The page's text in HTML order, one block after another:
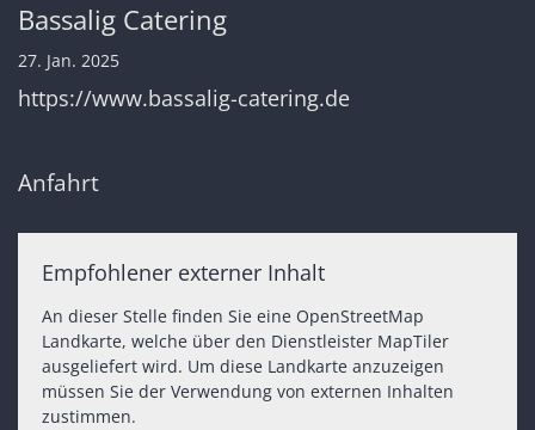
Bassalig Catering
27. Jan. 2025
https://www.bassalig-catering.de
Anfahrt
Empfohlener externer Inhalt
An dieser Stelle finden Sie eine OpenStreetMap
Landkarte, welche über den Dienstleister MapTiler
ausgeliefert wird. Um diese Landkarte anzuzeigen
müssen Sie der Verwendung von externen Inhalten
zustimmen.